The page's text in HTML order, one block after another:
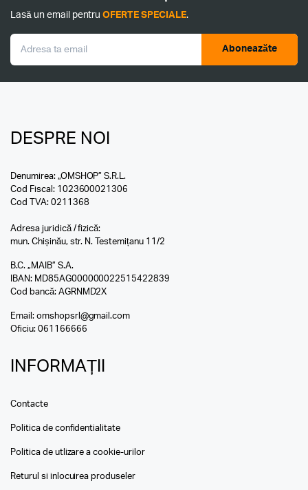
Lasă un email pentruOFERTE SPECIALE.
Aboneazăte
DESPRE NOI
Denumirea: „OMSHOP” S.R.L.
Cod Fiscal: 1023600021306
Cod TVA: 0211368
Adresa juridică / fizică:
mun. Chișinău, str. N. Testemițanu 11/2
B.C. „MAIB” S.A.
IBAN: MD85AG000000022515422839
Cod bancă: AGRNMD2X
Email: omshopsrl@gmail.com
Oficiu: 061166666
INFORMAȚII
Contacte
Politica de confidentialitate
Politica de utlizare a cookie-urilor
Returul si inlocuirea produseler